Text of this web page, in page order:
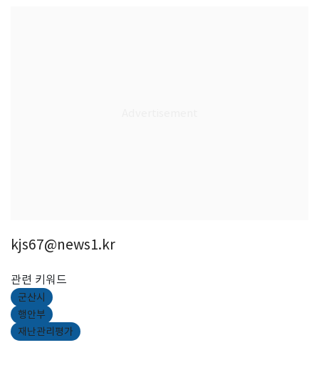
kjs67@news1.kr
관련 키워드
군산시
행안부
재난관리평가